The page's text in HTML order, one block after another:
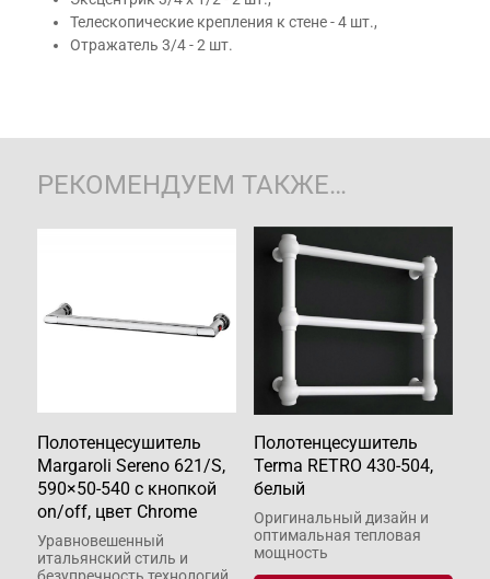
Телескопические крепления к стене - 4 шт.,
Отражатель 3/4 - 2 шт.
РЕКОМЕНДУЕМ ТАКЖЕ…
Полотенцесушитель
Margaroli Sereno 621/S,
590×50-540 с кнопкой
on/off, цвет Chrome
Уравновешенный
итальянский стиль и
Полотенцесушитель
Terma RETRO 430-504,
белый
Оригинальный дизайн и
оптимальная тепловая
мощность